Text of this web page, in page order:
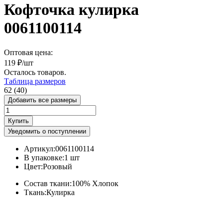
Кофточка кулирка
0061100114
Оптовая цена:
119 ₽/шт
Осталось товаров.
Таблица размеров
62 (40)
Добавить все размеры
Купить
Уведомить о поступлении
Артикул:0061100114
В упаковке:1 шт
Цвет:Розовый
Состав ткани:100% Хлопок
Ткань:Кулирка